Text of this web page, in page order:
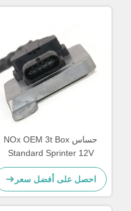
حساس NOx OEM 3t Box
Standard Sprinter 12V
A0009050008 5WK96681D
احصل على أفضل سعر